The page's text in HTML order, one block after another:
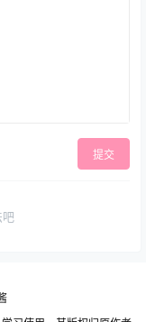
提交